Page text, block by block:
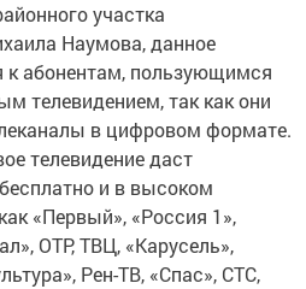
участка
Наумова, данное
к абонентам, пользующимся
телевидением, так как они
в цифровом формате.
телевидение даст
и в высоком
«Первый», «Россия 1»,
ОТР, ТВЦ, «Карусель»,
Рен-ТВ, «Спас», СТС,